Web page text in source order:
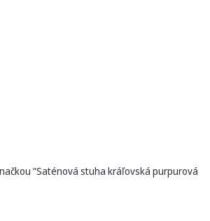
“Saténová stuha kráľovská purpurová